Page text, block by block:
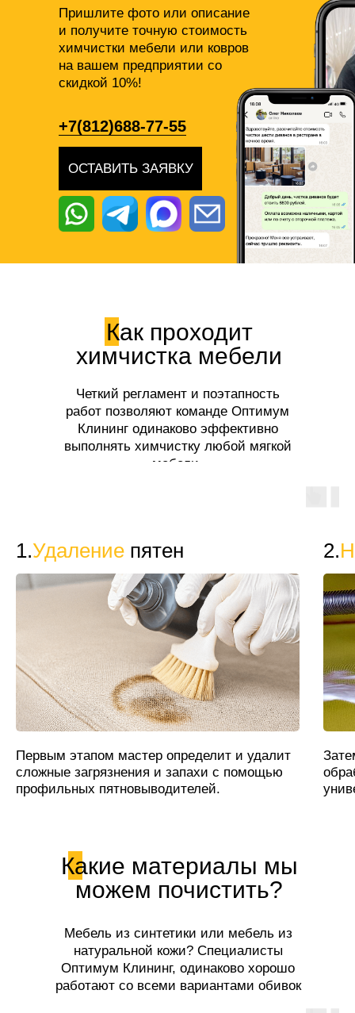
Пришлите фото или описание
и получите точную стоимость
химчистки мебели или ковров
на вашем предприятии со
скидкой 10%!
ОСТАВИТЬ ЗАЯВКУ
+7(812)688-77-55
Как проходит
химчистка мебели
Четкий регламент и поэтапность
работ позволяют команде Оптимум
Клининг одинаково эффективно
выполнять химчистку любой мягкой
мебели.
1.Удаление пятен
Первым этапом мастер определит и удалит
сложные загрязнения и запахи с помощью
профильных пятновыводителей.
2.
Какие материалы мы
можем почистить?
Мебель из синтетики или мебель из
натуральной кожи? Специалисты
Оптимум Клининг, одинаково хорошо
работают со всеми вариантами обивок